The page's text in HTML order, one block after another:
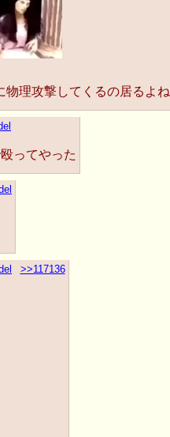
物理攻撃してくるの居るよね
ってやった
>>117136